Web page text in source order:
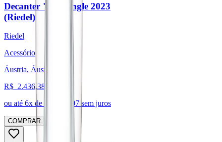
Decanter "O" Single 2023
(Riedel)
Riedel
Acessório
Áustria, Áustria
R$ 2.436,38
ou até 6x de R$ 406,07 sem juros
COMPRAR